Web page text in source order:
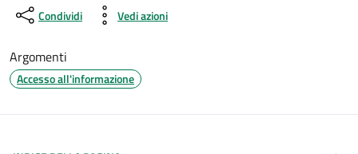
Condividi Vedi azioni
Argomenti
Accesso all'informazione